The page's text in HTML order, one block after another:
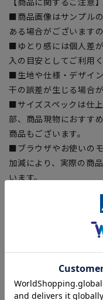
■商品画像はサンプル
ある場合がございます
■ゆとり感には個人差
入の目安としてご利用く
■生地や仕様・デザイ
干の誤差が生じる場合
■サイズスペックは仕
部、商品現物におすす
商品もございます。
■ブラウザやお使いの
加減により、実際の商
います。
■店舗や各モールサイ
上、ご注文いただいた
を完了できない場合が
■お急ぎ発送のご注文
よってはお急ぎ発送サ